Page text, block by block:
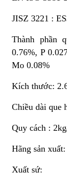
JISZ 3221 :
Thành phần
0.76%, P
Mo 0.08%
Kích thước:
Chiều dài que
Quy cách :
Hãng sản
Xuất sứ: